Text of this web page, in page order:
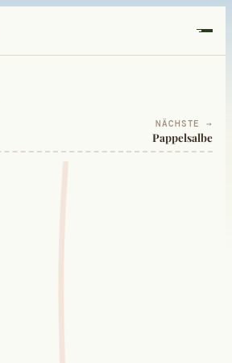
NÄCHSTE →
Pappelsalbe